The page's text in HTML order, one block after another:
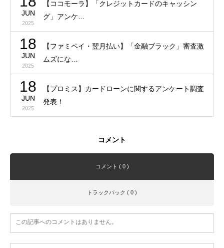
JUN
2025
【ココモーラ】「クレジットカードのキャッシン
グ」アンケ…
18
JUN
2025
【ファミペイ・翌月払い】「金融ブラック」審査激
ムズにな…
18
JUN
2025
【プロミス】カードローンに関するアンケート調査
発表！
コメント
コメント ( 0 )
トラックバック ( 0 )
この記事へのコメントはありません。